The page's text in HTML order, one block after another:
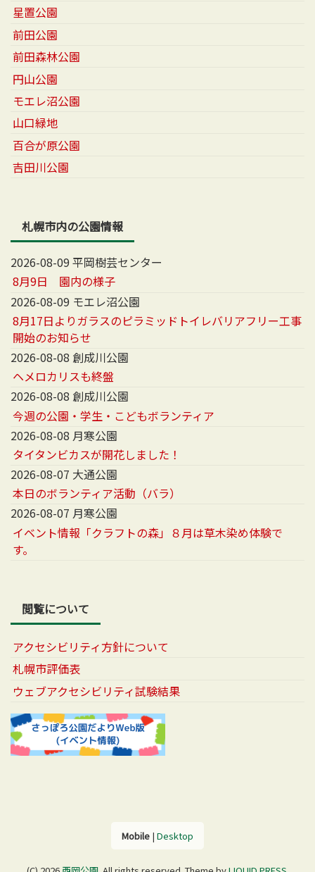
星置公園
前田公園
前田森林公園
円山公園
モエレ沼公園
山口緑地
百合が原公園
吉田川公園
札幌市内の公園情報
2026-08-09 平岡樹芸センター
8月9日 園内の様子
2026-08-09 モエレ沼公園
8月17日よりガラスのピラミッドトイレバリアフリー工事
開始のお知らせ
2026-08-08 創成川公園
ヘメロカリスも終盤
2026-08-08 創成川公園
今週の公園・学生・こどもボランティア
2026-08-08 月寒公園
タイタンビカスが開花しました！
2026-08-07 大通公園
本日のボランティア活動（バラ）
2026-08-07 月寒公園
イベント情報「クラフトの森」８月は草木染め体験で
す。
閲覧について
アクセシビリティ方針について
札幌市評価表
ウェブアクセシビリティ試験結果
Mobile | Desktop